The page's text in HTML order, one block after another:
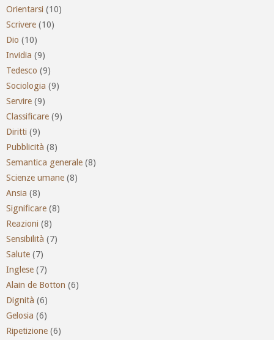
Orientarsi (10)
Scrivere (10)
Dio (10)
Invidia (9)
Tedesco (9)
Sociologia (9)
Servire (9)
Classificare (9)
Diritti (9)
Pubblicità (8)
Semantica generale (8)
Scienze umane (8)
Ansia (8)
Significare (8)
Reazioni (8)
Sensibilità (7)
Salute (7)
Inglese (7)
Alain de Botton (6)
Dignità (6)
Gelosia (6)
Ripetizione (6)